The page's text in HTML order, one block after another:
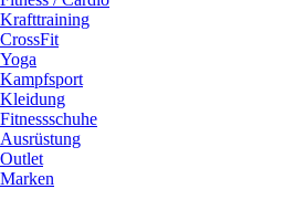
Krafttraining
CrossFit
Yoga
Kampfsport
Kleidung
Fitnessschuhe
Ausrüstung
Outlet
Marken